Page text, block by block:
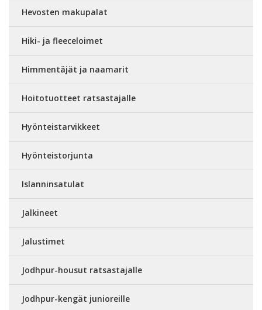
Hevosten makupalat
Hiki- ja fleeceloimet
Himmentäjät ja naamarit
Hoitotuotteet ratsastajalle
Hyönteistarvikkeet
Hyönteistorjunta
Islanninsatulat
Jalkineet
Jalustimet
Jodhpur-housut ratsastajalle
Jodhpur-kengät junioreille